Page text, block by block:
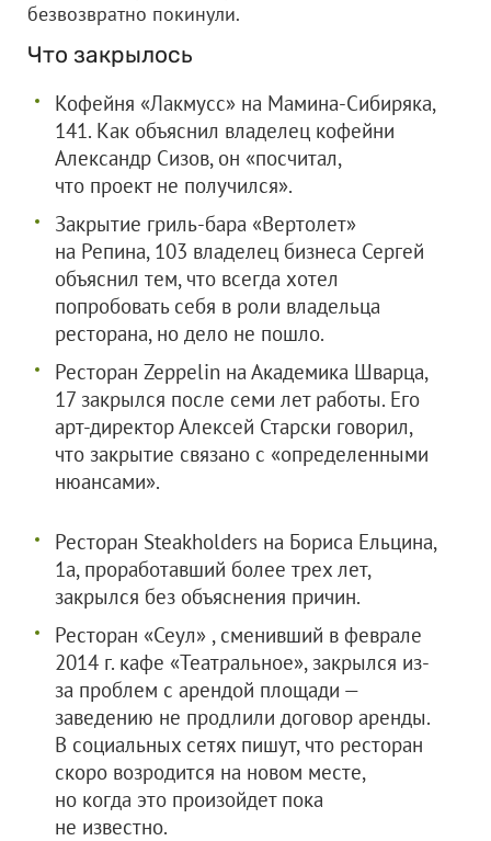
безвозвратно покинули.
Что закрылось
Кофейня «Лакмусс» на Мамина-Сибиряка,
141. Как объяснил владелец кофейни
Александр Сизов, он «посчитал,
что проект не получился».
Закрытие гриль-бара «Вертолет»
на Репина, 103 владелец бизнеса Сергей
объяснил тем, что всегда хотел
попробовать себя в роли владельца
ресторана, но дело не пошло.
Ресторан Zeppelin на Академика Шварца,
17 закрылся после семи лет работы. Его
арт-директор Алексей Старски говорил,
что закрытие связано с «определенными
нюансами».
Ресторан Steakholders на Бориса Ельцина,
1а, проработавший более трех лет,
закрылся без объяснения причин.
Ресторан «Сеул» , сменивший в феврале
2014 г. кафе «Театральное», закрылся из-
за проблем с арендой площади —
заведению не продлили договор аренды.
В социальных сетях пишут, что ресторан
скоро возродится на новом месте,
но когда это произойдет пока
не известно.